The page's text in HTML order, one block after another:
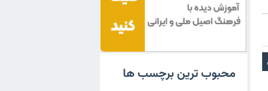
محبوب ترین برچسب ها